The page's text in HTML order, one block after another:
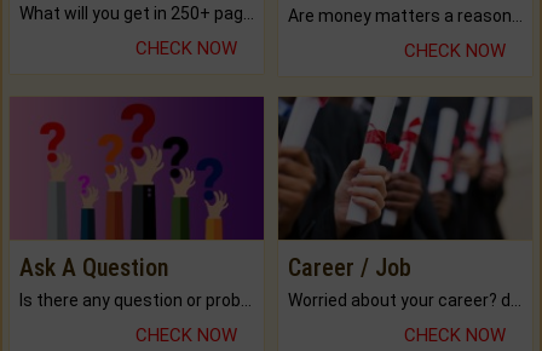
CHECK NOW CHECK NOW
Ask A Question
Is there any question or problem lingering.
CHECK NOW
Career / Job
Worried about your career? don't know what is.
CHECK NOW